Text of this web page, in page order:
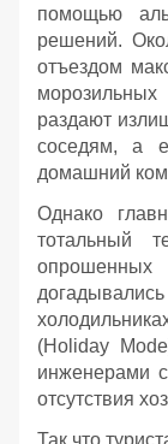
помощью
решений.
отъездом
раздают
соседям, а
домашний
Однако
тотальный
(Holiday
инженерами
отсутствия
Так что